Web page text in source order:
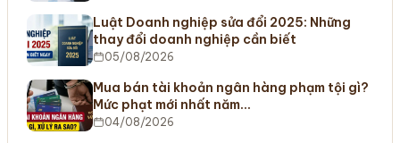
Luật Doanh nghiệp sửa đổi 2025: Những
thay đổi doanh nghiệp cần biết
05/08/2026
Mua bán tài khoản ngân hàng phạm tội gì?
Mức phạt mới nhất năm…
04/08/2026